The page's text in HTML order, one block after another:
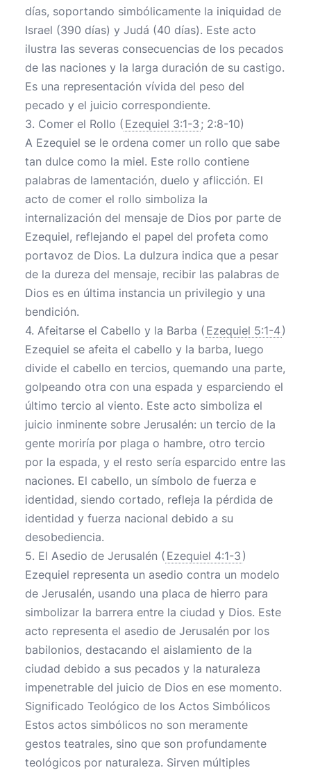
días, soportando simbólicamente la iniquidad de
Israel (390 días) y Judá (40 días). Este acto
ilustra las severas consecuencias de los pecados
de las naciones y la larga duración de su castigo.
Es una representación vívida del peso del
pecado y el juicio correspondiente.
3. Comer el Rollo ( Ezequiel 3:1-3 ; 2:8-10)
A Ezequiel se le ordena comer un rollo que sabe
tan dulce como la miel. Este rollo contiene
palabras de lamentación, duelo y aflicción. El
acto de comer el rollo simboliza la
internalización del mensaje de Dios por parte de
Ezequiel, reflejando el papel del profeta como
portavoz de Dios. La dulzura indica que a pesar
de la dureza del mensaje, recibir las palabras de
Dios es en última instancia un privilegio y una
bendición.
4. Afeitarse el Cabello y la Barba ( Ezequiel 5:1-4)
Ezequiel se afeita el cabello y la barba, luego
divide el cabello en tercios, quemando una parte,
golpeando otra con una espada y esparciendo el
último tercio al viento. Este acto simboliza el
juicio inminente sobre Jerusalén: un tercio de la
gente moriría por plaga o hambre, otro tercio
por la espada, y el resto sería esparcido entre las
naciones. El cabello, un símbolo de fuerza e
identidad, siendo cortado, refleja la pérdida de
identidad y fuerza nacional debido a su
desobediencia.
5. El Asedio de Jerusalén ( Ezequiel 4:1-3 )
Ezequiel representa un asedio contra un modelo
de Jerusalén, usando una placa de hierro para
simbolizar la barrera entre la ciudad y Dios. Este
acto representa el asedio de Jerusalén por los
babilonios, destacando el aislamiento de la
ciudad debido a sus pecados y la naturaleza
impenetrable del juicio de Dios en ese momento.
Significado Teológico de los Actos Simbólicos
Estos actos simbólicos no son meramente
gestos teatrales, sino que son profundamente
teológicos por naturaleza. Sirven múltiples